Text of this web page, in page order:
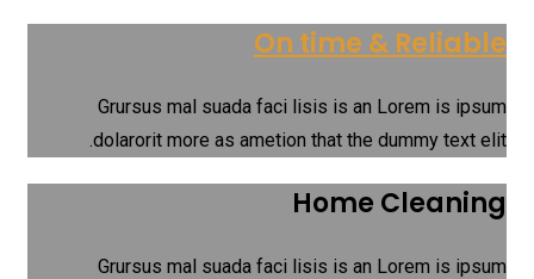
On time & Reliable
Grursus mal suada faci lisis is an Lorem is ipsum
dolarorit more as ametion that the dummy text elit.
Home Cleaning
Grursus mal suada faci lisis is an Lorem is ipsum